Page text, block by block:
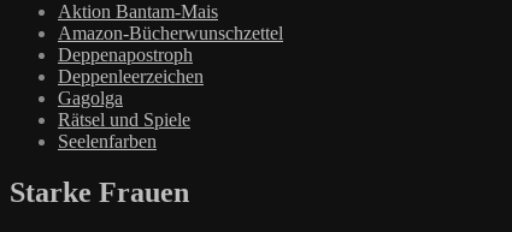
Aktion Bantam-Mais
Amazon-Bücherwunschzettel
Deppenapostroph
Deppenleerzeichen
Gagolga
Rätsel und Spiele
Seelenfarben
Starke Frauen